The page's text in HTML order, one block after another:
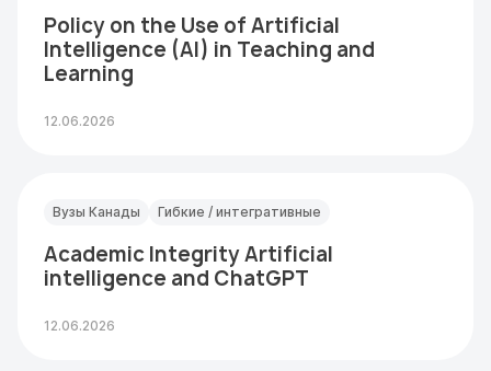
Policy on the Use of Artificial
Intelligence (AI) in Teaching and
Learning
12.06.2026
Вузы Канады Гибкие / интегративные
Academic Integrity Artificial
intelligence and ChatGPT
12.06.2026